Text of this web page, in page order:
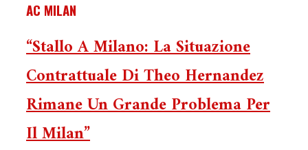
AC MILAN
“Stallo A Milano: La Situazione
Contrattuale Di Theo Hernandez
Rimane Un Grande Problema Per
Il Milan”